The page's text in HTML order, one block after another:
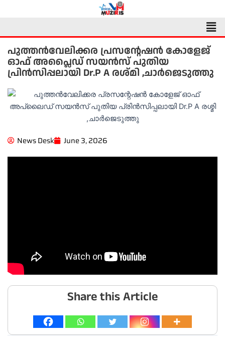
പുത്തൻവേലിക്കര പ്രസന്റേഷൻ കോളേജ്
ഓഫ് അപ്ലൈഡ് സയൻസ് പുതിയ
പ്രിൻസിപ്പലായി Dr.P A രശ്മി ,ചാർജെടുത്തു
News Desk June 3, 2026
Share this Article